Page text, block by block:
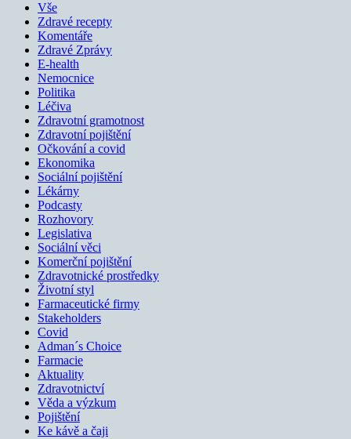
Vše
Zdravé recepty
Komentáře
Zdravé Zprávy
E-health
Nemocnice
Politika
Léčiva
Zdravotní gramotnost
Zdravotní pojištění
Očkování a covid
Ekonomika
Sociální pojištění
Lékárny
Podcasty
Rozhovory
Legislativa
Sociální věci
Komerční pojištění
Zdravotnické prostředky
Životní styl
Farmaceutické firmy
Stakeholders
Covid
Adman´s Choice
Farmacie
Aktuality
Zdravotnictví
Věda a výzkum
Pojištění
Ke kávě a čaji